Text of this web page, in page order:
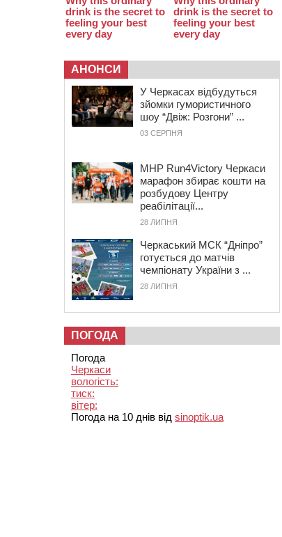
АНОНСИ
У Черкасах відбудуться
зйомки гумористичного
шоу “Двіж: Розгони” ...
03 СЕРПНЯ
MHP Run4Victory Черкаси
марафон збирає кошти на
розбудову Центру
реабілітації...
28 ЛИПНЯ
Черкаський МСК “Дніпро”
готується до матчів
чемпіонату України з ...
28 ЛИПНЯ
ПОГОДА
Погода
Черкаси
вологість:
тиск:
вітер:
Погода на 10 днів від sinoptik.ua